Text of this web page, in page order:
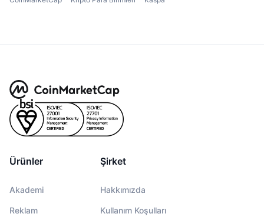
Ürünler
Akademi
Reklam
Şirket
Hakkımızda
Kullanım Koşulları